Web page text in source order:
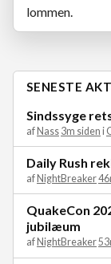
lommen.
SENESTE
Sindssyge
afNass 3m siden i
Daily Rush
af NightBreaker
QuakeCon
jubilæum
af NightBreaker